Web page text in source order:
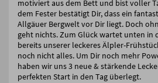
motiviert aus dem Bett und bist voller
dem Fester bestätigt Dir, dass ein
Allgäuer Bergwelt vor Dir liegt. Doch
geht nichts. Zum Glück wartet unten in
bereits unserer leckeres Älpler-
noch nicht alles. Um Dir noch mehr
haben wir uns 3 neue & stärkende
perfekten Start in den Tag überlegt.